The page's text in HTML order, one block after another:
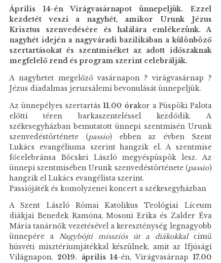
Április 14-én Virágvasárnapot ünnepeljük. Ezzel
kezdetét veszi a nagyhét, amikor Urunk Jézus
Krisztus szenvedésére és halálára emlékezünk. A
nagyhét idején a nagyváradi bazilikában a különböző
szertartásokat és szentmiséket az adott időszaknak
megfelelő rend és program szerint celebrálják.
A nagyhetet megelőző vasárnapon ? virágvasárnap ?
Jézus diadalmas jeruzsálemi bevonulását ünnepeljük.
Az ünnepélyes szertartás 11.00 órakor a Püspöki Palota
előtti téren barkaszenteléssel kezdődik. A
székesegyházban bemutatott ünnepi szentmisén Urunk
szenvedéstörténete (passio) ebben az évben Szent
Lukács evangéliuma szerint hangzik el. A szentmise
főcelebránsa Böcskei László megyéspüspök lesz. Az
ünnepi szentmisében Urunk szenvedéstörténete (passio)
hangzik el Lukács evangélista szerint.
Passiójáték és komolyzenei koncert a székesegyházban
A Szent László Római Katolikus Teológiai Líceum
diákjai Benedek Ramóna, Mosoni Erika és Zalder Éva
Mária tanárnők vezetésével a kereszténység legnagyobb
ünnepére a Nagyböjti missziós út a diákokkal című
húsvéti misztériumjátékkal készülnek, amit az Ifjúsági
Világnapon, 2019. április 14-én, Virágvasárnap 17.00